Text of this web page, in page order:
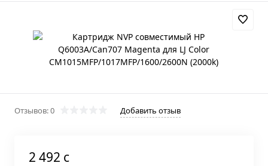
Отзывов: 0 Добавить отзыв
2 492 c